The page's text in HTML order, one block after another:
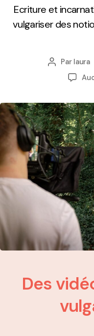
Ecriture et
vulgariser des
Par laura
Des